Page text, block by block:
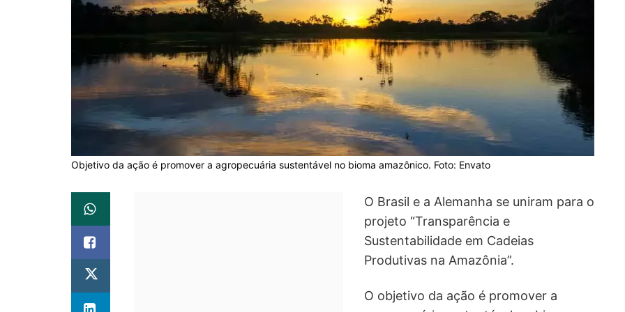
Objetivo da ação é promover a agropecuária sustentável no bioma amazônico. Foto: Envato
O Brasil e a Alemanha se uniram para o
projeto “Transparência e
Sustentabilidade em Cadeias
Produtivas na Amazônia”.
O objetivo da ação é promover a